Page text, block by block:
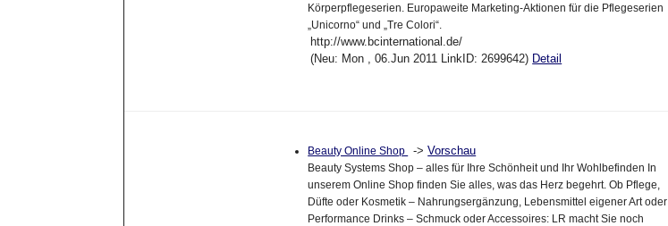
Körperpflegeserien. Europaweite Marketing-Aktionen für die Pflegeserien
„Unicorno“ und „Tre Colori“.
http://www.bcinternational.de/
(Neu: Mon , 06.Jun 2011 LinkID: 2699642) Detail
Beauty Online Shop ->Vorschau
Beauty Systems Shop – alles für Ihre Schönheit und Ihr Wohlbefinden In
unserem Online Shop finden Sie alles, was das Herz begehrt. Ob Pflege,
Düfte oder Kosmetik – Nahrungsergänzung, Lebensmittel eigener Art oder
Performance Drinks – Schmuck oder Accessoires: LR macht Sie noch